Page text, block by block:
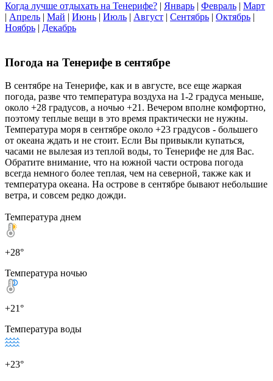
Когда лучше отдыхать на Тенерифе? | Январь | Февраль | Март
| Апрель | Май | Июнь | Июль | Август | Сентябрь | Октябрь |
Ноябрь | Декабрь
Погода на Тенерифе в сентябре
В сентябре на Тенерифе, как и в августе, все еще жаркая
погода, разве что температура воздуха на 1-2 градуса меньше,
около +28 градусов, а ночью +21. Вечером вполне комфортно,
поэтому теплые вещи в это время практически не нужны.
Температура моря в сентябре около +23 градусов - большего
от океана ждать и не стоит. Если Вы привыкли купаться,
часами не вылезая из теплой воды, то Тенерифе не для Вас.
Обратите внимание, что на южной части острова погода
всегда немного более теплая, чем на северной, также как и
температура океана. На острове в сентябре бывают небольшие
ветра, и совсем редко дожди.
Температура днем
+28°
Температура ночью
+21°
Температура воды
+23°